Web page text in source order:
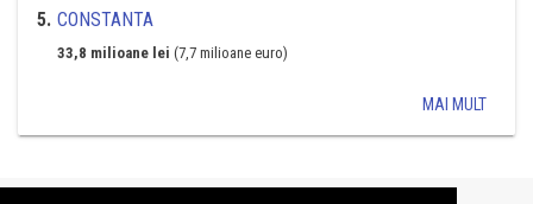
5. CONSTANTA
33,8 milioane lei (7,7 milioane euro)
MAI MULT